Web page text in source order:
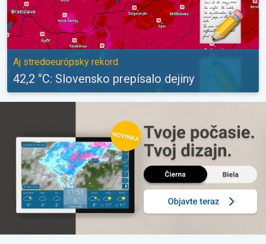
Aj stredoeurópsky rekord
42,2 °C: Slovensko prepísalo dejiny